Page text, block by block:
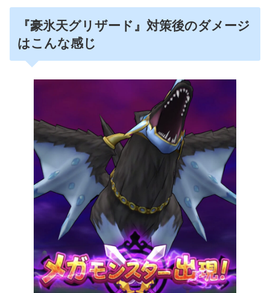
『豪氷天グリザード』対策後のダメージ
はこんな感じ